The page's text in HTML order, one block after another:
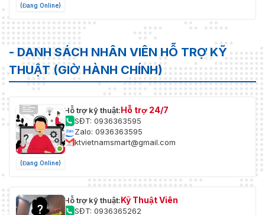
(Đang Online)
- DANH SÁCH NHÂN VIÊN HỖ TRỢ KỸ
THUẬT (GIỜ HÀNH CHÍNH)
(Đang Online)
Hỗ trợ kỹ thuật:Hỗ trợ 24/7
SĐT: 0936363595
Zalo: 0936363595
ktvietnamsmart@gmail.com
Hỗ trợ kỹ thuật:Kỹ Thuật Viên
SĐT: 0936365262